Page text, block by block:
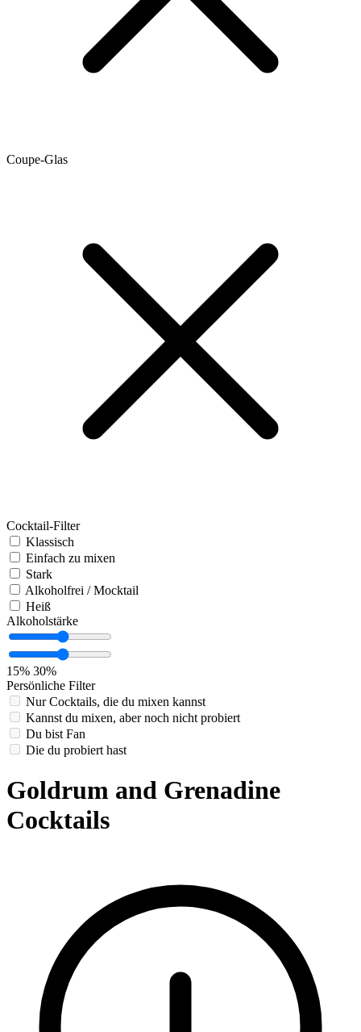
Coupe-Glas
Cocktail-Filter
Klassisch
Einfach zu mixen
Stark
Alkoholfrei / Mocktail
Heiß
Alkoholstärke
15% 30%
Persönliche Filter
Nur Cocktails, die du mixen kannst
Kannst du mixen, aber noch nicht probiert
Du bist Fan
Die du probiert hast
Goldrum and Grenadine
Cocktails